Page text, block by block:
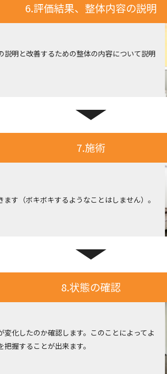
6.評価結果、整体内容の説明
説明と改善するための整体の内容について説明
7.施術
す（ボキボキするようなことはしません）。
8.状態の確認
化したのか確認します。このことによってよ
握することが出来ます。